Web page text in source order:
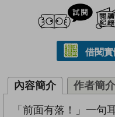
試閲
借閱實
內容簡介 作者簡介
「前面有落！」一句